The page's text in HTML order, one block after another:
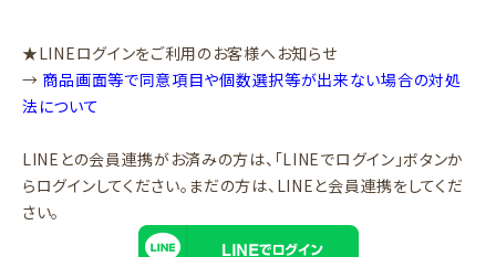
★LINEログインをご利用のお客様へお知らせ
→ 商品画面等で同意項目や個数選択等が出来ない場合の対処
法について
LINEとの会員連携がお済みの方は、「LINEでログイン」ボタンか
らログインしてください。まだの方は、 LINEと会員連携をしてくだ
さい。